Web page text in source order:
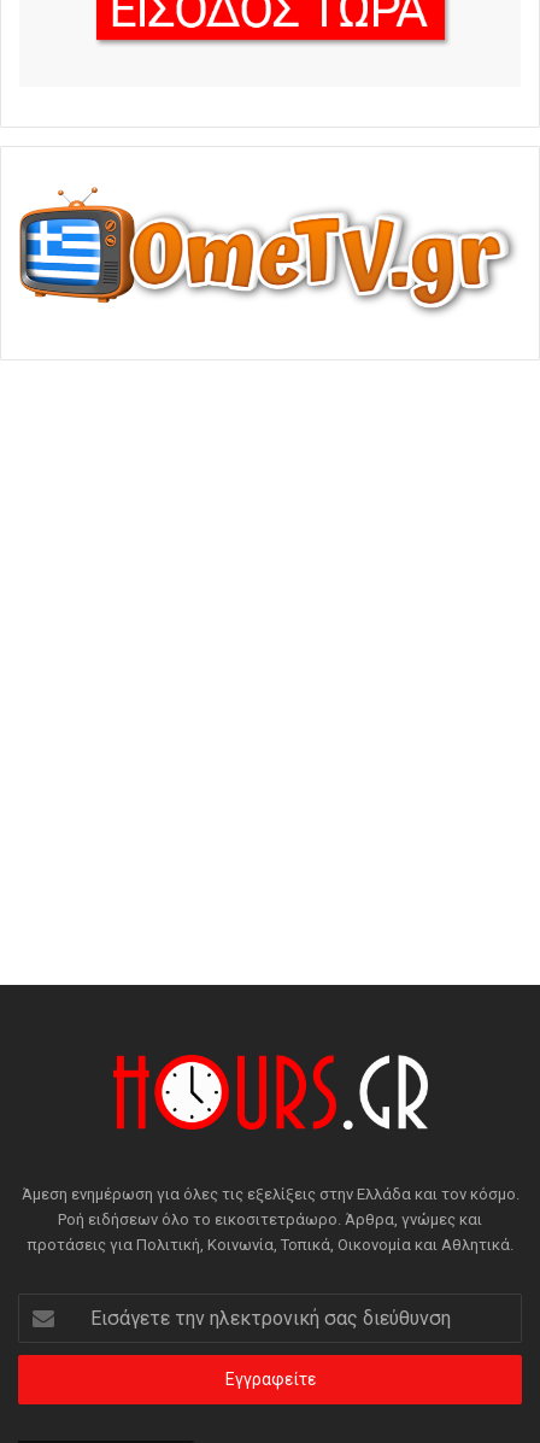
Άμεση ενημέρωση για όλες τις εξελίξεις στην Ελλάδα και τον κόσμο.
Ροή ειδήσεων όλο το εικοσιτετράωρο. Άρθρα, γνώμες και
προτάσεις για Πολιτική, Κοινωνία, Τοπικά, Οικονομία και Αθλητικά.
την
ηλεκτρονική
διεύθυνση